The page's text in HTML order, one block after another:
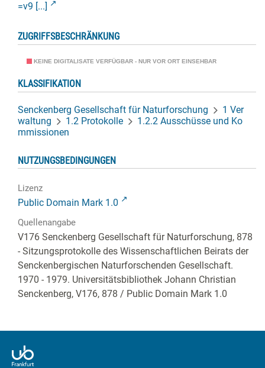
=v9 [...]
ZUGRIFFSBESCHRÄNKUNG
KEINE DIGITALISATE VERFÜGBAR - NUR VOR ORT EINSEHBAR
KLASSIFIKATION
Senckenberg Gesellschaft für Naturforschung
1 Ver
waltung
1.2 Protokolle
1.2.2 Ausschüsse und Ko
mmissionen
NUTZUNGSBEDINGUNGEN
Lizenz
Public Domain Mark 1.0
Quellenangabe
V176 Senckenberg Gesellschaft für Naturforschung, 878
- Sitzungsprotokolle des Wissenschaftlichen Beirats der
Senckenbergischen Naturforschenden Gesellschaft.
1970 - 1979. Universitätsbibliothek Johann Christian
Senckenberg, V176, 878 / Public Domain Mark 1.0